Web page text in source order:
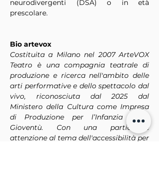
neurodivergenti (DSA) o in età
prescolare.
Bio artevox
Costituita a Milano nel 2007 ArteVOX
Teatro è una compagnia teatrale di
produzione e ricerca nell'ambito delle
arti performative e dello spettacolo dal
vivo, riconosciuta dal 2025 dal
Ministero della Cultura come Impresa
di Produzione per l’Infanzia e la
Gioventù. Con una particolare
attenzione al tema dell'accessibilità per